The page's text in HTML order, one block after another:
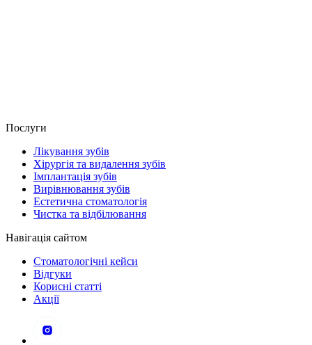
Послуги
Лікування зубів
Хірургія та видалення зубів
Імплантація зубів
Вирівнювання зубів
Естетична стоматологія
Чистка та відбілювання
Навігація сайтом
Стоматологічні кейси
Відгуки
Корисні статті
Акції